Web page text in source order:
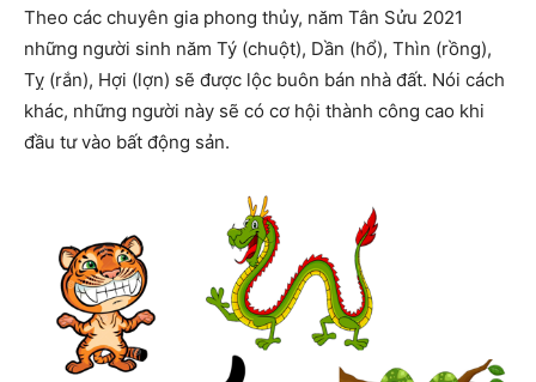
Theo các chuyên gia phong thủy, năm Tân Sửu 2021
những người sinh năm Tý (chuột), Dần (hổ), Thìn (rồng),
Tỵ (rắn), Hợi (lợn) sẽ được lộc buôn bán nhà đất. Nói cách
khác, những người này sẽ có cơ hội thành công cao khi
đầu tư vào bất động sản.